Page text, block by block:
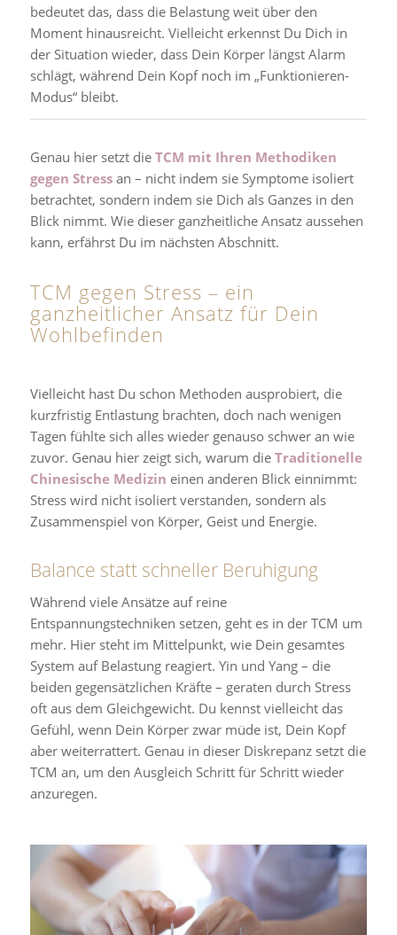
bedeutet das, dass die Belastung weit über den
Moment hinausreicht. Vielleicht erkennst Du Dich in
der Situation wieder, dass Dein Körper längst Alarm
schlägt, während Dein Kopf noch im „Funktionieren-
Modus“ bleibt.
Genau hier setzt die TCM mit Ihren Methodiken
gegen Stressan – nicht indem sie Symptome isoliert
betrachtet, sondern indem sie Dich als Ganzes in den
Blick nimmt. Wie dieser ganzheitliche Ansatz aussehen
kann, erfährst Du im nächsten Abschnitt.
TCM gegen Stress – ein
ganzheitlicher Ansatz für Dein
Wohlbefinden
Vielleicht hast Du schon Methoden ausprobiert, die
kurzfristig Entlastung brachten, doch nach wenigen
Tagen fühlte sich alles wieder genauso schwer an wie
zuvor. Genau hier zeigt sich, warum die Traditionelle
Chinesische Medizin einen anderen Blick einnimmt:
Stress wird nicht isoliert verstanden, sondern als
Zusammenspiel von Körper, Geist und Energie.
Balance statt schneller Beruhigung
Während viele Ansätze auf reine
Entspannungstechniken setzen, geht es in der TCM um
mehr. Hier steht im Mittelpunkt, wie Dein gesamtes
System auf Belastung reagiert. Yin und Yang – die
beiden gegensätzlichen Kräfte – geraten durch Stress
oft aus dem Gleichgewicht. Du kennst vielleicht das
Gefühl, wenn Dein Körper zwar müde ist, Dein Kopf
aber weiterrattert. Genau in dieser Diskrepanz setzt die
TCM an, um den Ausgleich Schritt für Schritt wieder
anzuregen.